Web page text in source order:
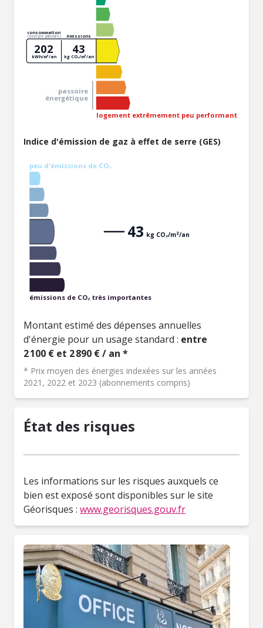
logement extrêmement peu performant
passoire
énergétique
consommation
(énergie primaire) émissions
202
kWh/m²/an
43
kg CO₂/m²/an
Indice d'émission de gaz à effet de serre (GES)
peu d'émissions de CO₂
émissions de CO₂ très importantes
43 kg CO₂/m²/an
Montant estimé des dépenses annuelles
d'énergie pour un usage standard : entre
2 100 € et 2 890 € / an *
* Prix moyen des énergies indexées sur les années
2021, 2022 et 2023 (abonnements compris)
État des risques
Les informations sur les risques auxquels ce
bien est exposé sont disponibles sur le site
Géorisques : www.georisques.gouv.fr